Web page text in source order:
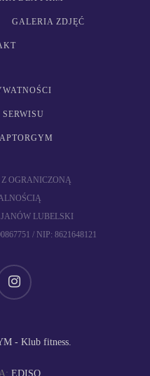
GALERIA ZDJĘĆ
Z OGRANICZONĄ
LUBELSKI
/ NIP: 8621648121
- Klub fitness.
EDISO